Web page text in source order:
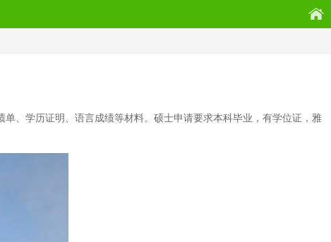
、学历证明、语言成绩等材料。硕士申请要求本科毕业，有学位证，雅